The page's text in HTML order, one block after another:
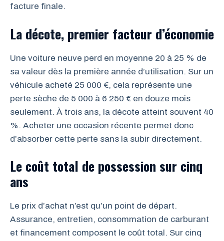
facture finale.
La décote, premier facteur d’économie
Une voiture neuve perd en moyenne 20 à 25 % de
sa valeur dès la première année d’utilisation. Sur un
véhicule acheté 25 000 €, cela représente une
perte sèche de 5 000 à 6 250 € en douze mois
seulement. À trois ans, la décote atteint souvent 40
%. Acheter une occasion récente permet donc
d’absorber cette perte sans la subir directement.
Le coût total de possession sur cinq
ans
Le prix d’achat n’est qu’un point de départ.
Assurance, entretien, consommation de carburant
et financement composent le coût total. Sur cinq